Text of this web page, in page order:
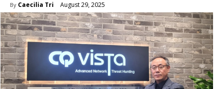
By Caecilia Tri August 29, 2025